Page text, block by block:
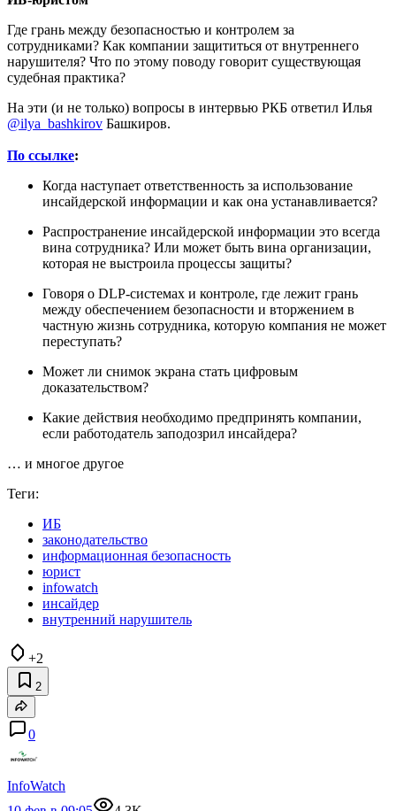
Где грань между безопасностью и контролем за
сотрудниками? Как компании защититься от внутреннего
нарушителя? Что по этому поводу говорит существующая
судебная практика?
На эти (и не только) вопросы в интервью РКБ ответил Илья
@ilya_bashkirov Башкиров.
По ссылке:
Когда наступает ответственность за использование
инсайдерской информации и как она устанавливается?
Распространение инсайдерской информации это всегда
вина сотрудника? Или может быть вина организации,
которая не выстроила процессы защиты?
Говоря о DLP-системах и контроле, где лежит грань
между обеспечением безопасности и вторжением в
частную жизнь сотрудника, которую компания не может
переступать?
Может ли снимок экрана стать цифровым
доказательством?
Какие действия необходимо предпринять компании,
если работодатель заподозрил инсайдера?
… и многое другое
Теги:
ИБ
законодательство
информационная безопасность
юрист
infowatch
инсайдер
внутренний нарушитель
+2
2
0
InfoWatch